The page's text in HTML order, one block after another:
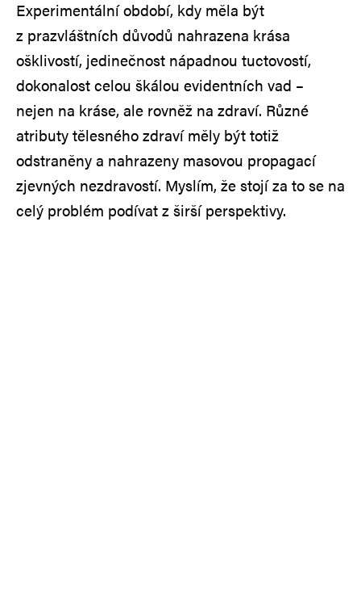
Experimentální období, kdy měla být
z prazvláštních důvodů nahrazena krása
ošklivostí, jedinečnost nápadnou tuctovostí,
dokonalost celou škálou evidentních vad –
nejen na kráse, ale rovněž na zdraví. Různé
atributy tělesného zdraví měly být totiž
odstraněny a nahrazeny masovou propagací
zjevných nezdravostí. Myslím, že stojí za to se na
celý problém podívat z širší perspektivy.